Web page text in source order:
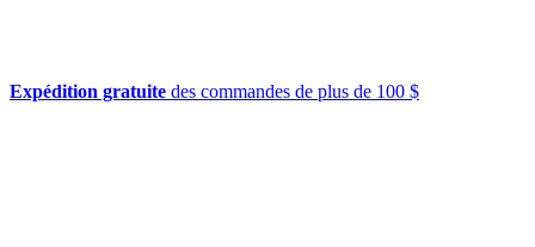
Expédition gratuite des commandes de plus de 100 $